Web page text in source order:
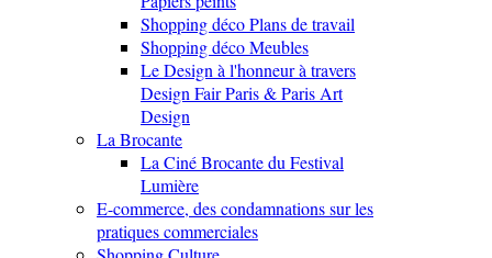
Shopping déco Plans de travail
Shopping déco Meubles
Le Design à l'honneur à travers
Design Fair Paris & Paris Art
Design
La Brocante
La Ciné Brocante du Festival
Lumière
E-commerce, des condamnations sur les
pratiques commerciales